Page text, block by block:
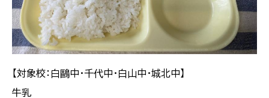
【対象校：白鷗中・千代中・白山中・城北中】
牛乳